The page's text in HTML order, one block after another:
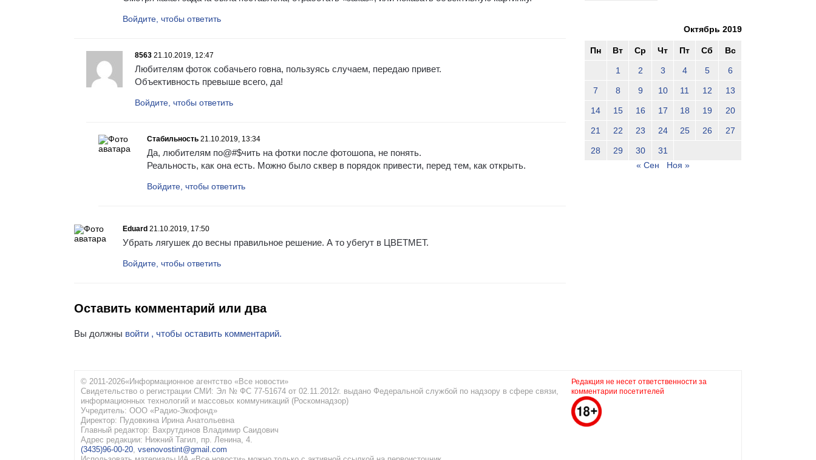
Войдите, чтобы ответить
8563 21.10.2019, 12:47
Любителям фоток собачьего говна, пользуясь случаем, передаю привет.
Объективность превыше всего, да!
Войдите, чтобы ответить
Стабильность 21.10.2019, 13:34
Да, любителям по@#$чить на фотки после фотошопа, не понять.
Реальность, как она есть. Можно было сквер в порядок привести, перед тем, как открыть.
Войдите, чтобы ответить
Eduard 21.10.2019, 17:50
Убрать лягушек до весны правильное решение. А то убегут в ЦВЕТМЕТ.
Войдите, чтобы ответить
Оставить комментарий или два
Вы должны войти , чтобы оставить комментарий.
Октябрь 2019
Пн Вт Ср Чт Пт Сб Вс
1 2 3 4 5 6
7 8 9 10 11 12 13
14 15 16 17 18 19 20
21 22 23 24 25 26 27
28 29 30
31
« Сен
Ноя »
© 2011-2026«Информационное агентство «Все новости»
Свидетельство о регистрации СМИ: Эл № ФС 77-51674 от 02.11.2012г. выдано Федеральной службой по надзору в сфере связи,
информационных технологий и массовых коммуникаций (Роскомнадзор)
Учредитель: ООО «Радио-Экофонд»
Директор: Пудовкина Ирина Анатольевна
Главный редактор: Вахрутдинов Владимир Саидович
Адрес редакции: Нижний Тагил, пр. Ленина, 4.
(3435)96-00-20 vsenovostint@gmail.com
Редакция не несет ответственности за
комментарии посетителей